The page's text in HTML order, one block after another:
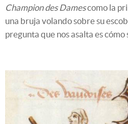
Champion des Damescomo la
una bruja volando sobre su
pregunta que nos asalta es cómo